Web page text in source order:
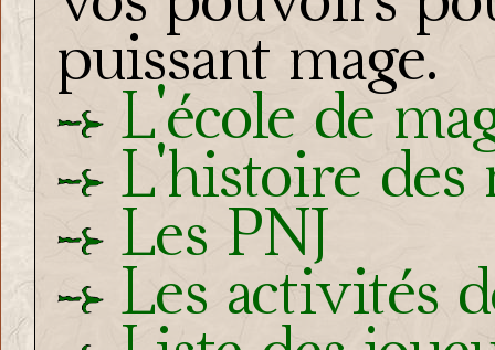
puissant mage.
L'école de
L'histoire des
Les PNJ
Les activités